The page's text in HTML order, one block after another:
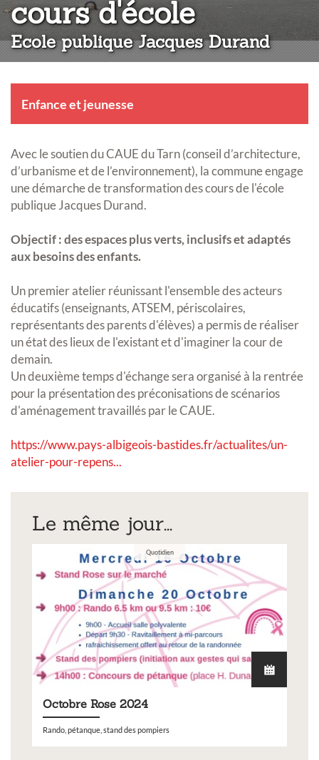
cours d'école:
Ecole publique Jacques Durand
Enfance et jeunesse
Avec le soutien du CAUE du Tarn (conseil d’architecture,
d’urbanisme et de l’environnement), la commune engage
une démarche de transformation des cours de l'école
publique Jacques Durand.
Objectif : des espaces plus verts, inclusifs et adaptés
aux besoins des enfants.
Un premier atelier réunissant l'ensemble des acteurs
éducatifs (enseignants, ATSEM, périscolaires,
représentants des parents d'élèves) a permis de réaliser
un état des lieux de l'existant et d'imaginer la cour de
demain.
Un deuxième temps d'échange sera organisé à la rentrée
pour la présentation des préconisations de scénarios
d'aménagement travaillés par le CAUE.
https://www.pays-albigeois-bastides.fr/actualites/un-
atelier-pour-repens...
Le même jour...
Quotidien
Octobre Rose 2024
Rando, pétanque, stand des pompiers